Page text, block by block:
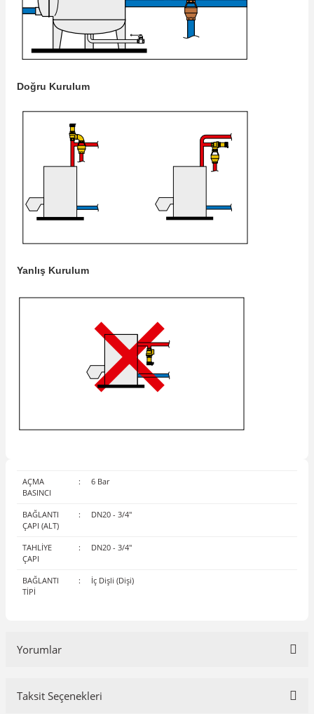
Doğru Kurulum
Yanlış Kurulum
AÇMA
BASINCI
: 6 Bar
BAĞLANTI
ÇAPI (ALT)
: DN20 - 3/4"
TAHLİYE
ÇAPI
: DN20 - 3/4"
BAĞLANTI
TİPİ
: İç Dişli (Dişi)
Yorumlar
Taksit Seçenekleri